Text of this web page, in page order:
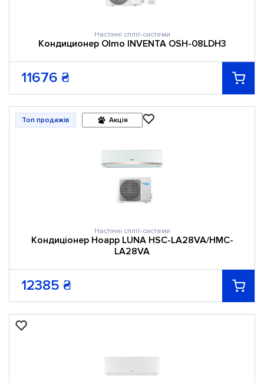
Настінні спліт-системи
Кондиционер Olmo INVENTA OSH-08LDH3
11676 ₴
Топ продажів Акція
Настінні спліт-системи
Кондиціонер Hoapp LUNA HSC-LA28VA/HMC-
LA28VA
12385 ₴